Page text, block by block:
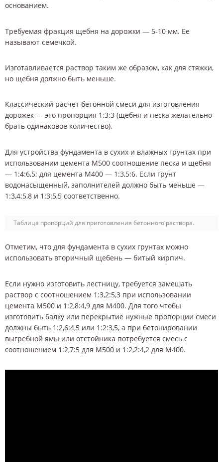
основанием.
Требуемая фракция щебня на дорожки — 5-10 мм. Ее
называют семечкой.
Изготавливается раствор таким же образом, как для стяжки,
но щебня должно быть меньше.
Классический расчет бетонной смеси для изготовления
дорожек — это пропорция 1:3:3 (щебня и песка желательно
брать одинаковое количество).
Для устройства фундамента в сухих и влажных грунтах при
использовании цемента М500 соотношение песка и щебня
— 1:4:6,5; для цемента М400 — 1:3,5:6. Если грунт
водонасыщенный, заполнителей должно быть меньше —
1:3,4:5,8 и 1:3:5,5 соответственно.
Таблица пропорций для приготовления бетонного раствора.
Отметим, что для фундамента в сухих грунтах можно
использовать вторичный щебень — битый кирпич.
Если нужно изготовить лестницу, требуется замешать
раствор с соотношением 1:3,2:5,3 при использовании
цемента М500 и 1:2,8:4,9 для М400. Для того чтобы
изготовить балку или перекрытие нужные пропорции смеси
должны быть 1:2,6:4,5 или 1:2:3,5, а при бетонировании
выгребной ямы или отстойника потребуется смесь с
соотношением 1:2,7:5 для М500 и 1:2,2:4,2 для М400.